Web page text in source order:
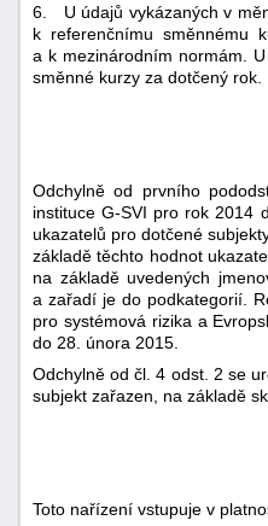
6. U údajů vykázaných v
k referenčnímu směnnému
a k mezinárodním normám.
směnné kurzy za dotčený rok.
Odchylně od prvního
instituce G-SVI pro rok 2014
ukazatelů pro dotčené
základě těchto hodnot
na základě uvedených
a zařadí je do podkategorií.
pro systémová rizika a
do 28. února 2015.
Odchylně od čl. 4 odst. 2 se
subjekt zařazen, na základě
Toto nařízení vstupuje v